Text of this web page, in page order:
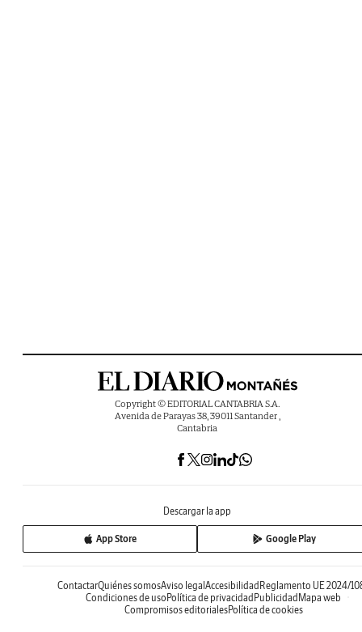
Copyright © EDITORIAL CANTABRIA S.A.
Avenida de Parayas 38, 39011 Santander ,
Cantabria
Descargar la app
App Store Google Play
ContactarQuiénes somosAviso legalAccesibilidadReglamento UE 2024/
Condiciones de usoPolítica de privacidadPublicidadMapa web
Compromisos editorialesPolítica de cookies